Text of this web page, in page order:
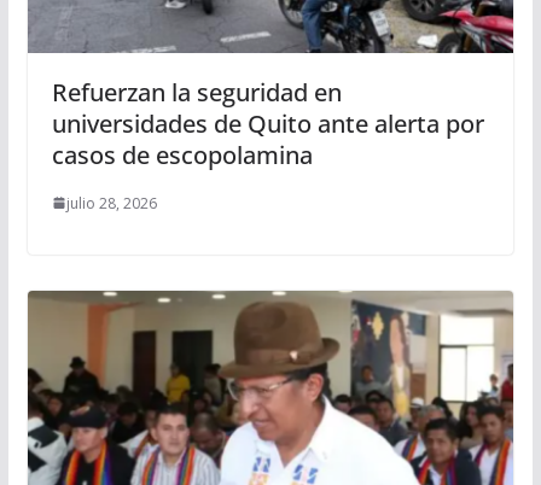
Refuerzan la seguridad en
universidades de Quito ante alerta por
casos de escopolamina
julio 28, 2026